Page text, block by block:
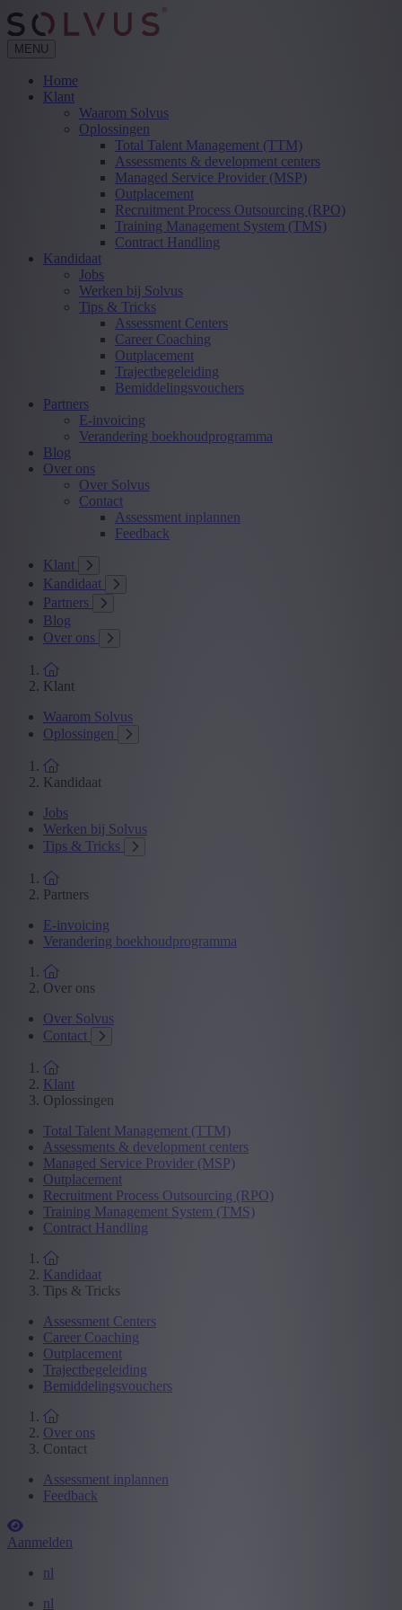
MENU
Home
Klant
Waarom Solvus
Oplossingen
Total Talent Management (TTM)
Assessments & development centers
Managed Service Provider (MSP)
Outplacement
Recruitment Process Outsourcing (RPO)
Training Management System (TMS)
Contract Handling
Kandidaat
Jobs
Werken bij Solvus
Tips & Tricks
Assessment Centers
Career Coaching
Outplacement
Trajectbegeleiding
Bemiddelingsvouchers
Partners
E-invoicing
Verandering boekhoudprogramma
Blog
Over ons
Over Solvus
Contact
Assessment inplannen
Feedback
Klant
Kandidaat
Partners
Blog
Over ons
Klant
Waarom Solvus
Oplossingen
Kandidaat
Jobs
Werken bij Solvus
Tips & Tricks
Partners
E-invoicing
Verandering boekhoudprogramma
Over ons
Over Solvus
Contact
Klant
Oplossingen
Total Talent Management (TTM)
Assessments & development centers
Managed Service Provider (MSP)
Outplacement
Recruitment Process Outsourcing (RPO)
Training Management System (TMS)
Contract Handling
Kandidaat
Tips & Tricks
Assessment Centers
Career Coaching
Outplacement
Trajectbegeleiding
Bemiddelingsvouchers
Over ons
Contact
Assessment inplannen
Feedback
Aanmelden
nl
nl